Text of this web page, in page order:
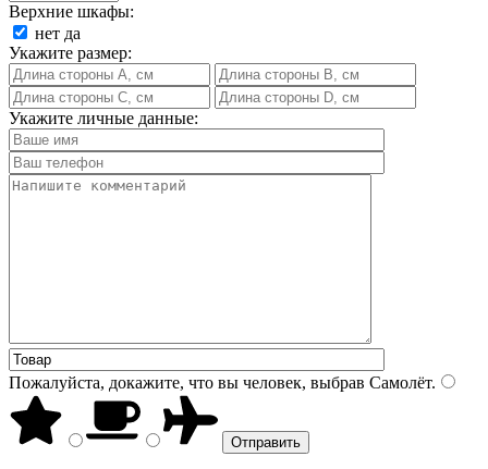
Верхние шкафы:
нет да
Укажите размер:
Укажите личные данные:
Пожалуйста, докажите, что вы человек, выбрав Самолёт.